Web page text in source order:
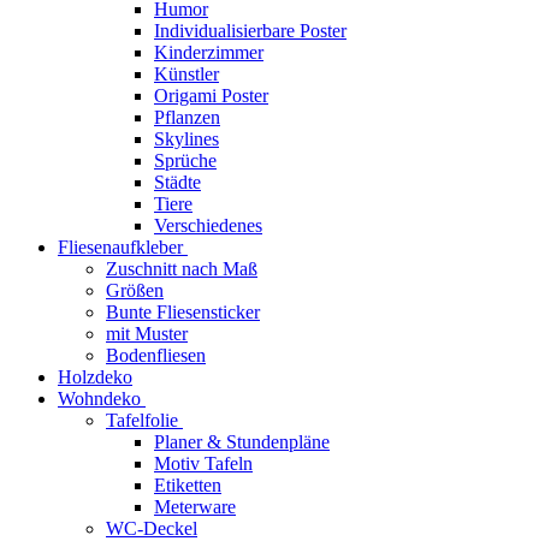
Humor
Individualisierbare Poster
Kinderzimmer
Künstler
Origami Poster
Pflanzen
Skylines
Sprüche
Städte
Tiere
Verschiedenes
Fliesenaufkleber
Zuschnitt nach Maß
Größen
Bunte Fliesensticker
mit Muster
Bodenfliesen
Holzdeko
Wohndeko
Tafelfolie
Planer & Stundenpläne
Motiv Tafeln
Etiketten
Meterware
WC-Deckel